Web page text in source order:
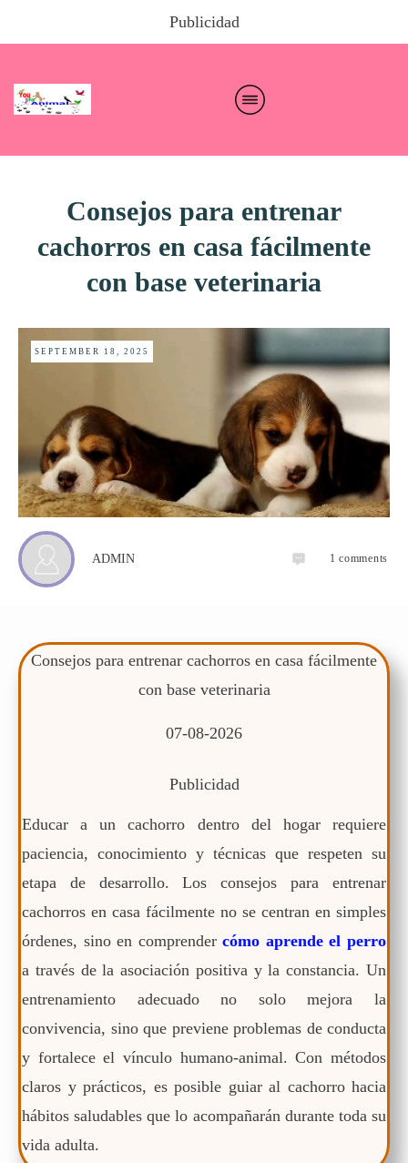
Publicidad
Consejos para entrenar
cachorros en casa fácilmente
con base veterinaria
SEPTEMBER 18, 2025
ADMIN 1 comments
Consejos para entrenar cachorros en casa fácilmente
con base veterinaria
07-08-2026
Publicidad
Educar a un cachorro dentro del hogar requiere
paciencia, conocimiento y técnicas que respeten su
etapa de desarrollo. Los consejos para entrenar
cachorros en casa fácilmente no se centran en simples
órdenes, sino en comprendercómo aprende el perro
a través de la asociación positiva y la constancia. Un
entrenamiento adecuado no solo mejora la
convivencia, sino que previene problemas de conducta
y fortalece el vínculo humano-animal. Con métodos
claros y prácticos, es posible guiar al cachorro hacia
hábitos saludables que lo acompañarán durante toda su
vida adulta.